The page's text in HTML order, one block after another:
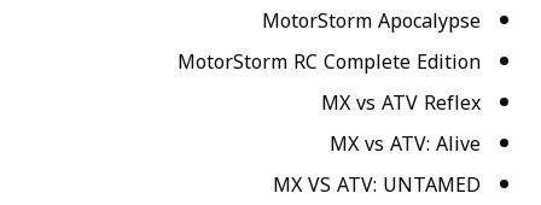
MotorStorm Apocalypse
MotorStorm RC Complete Edition
MX vs ATV Reflex
MX vs ATV: Alive
MX VS ATV: UNTAMED